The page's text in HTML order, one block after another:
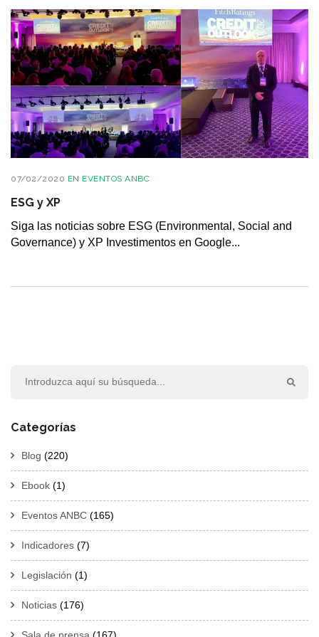
07/02/2020 EN EVENTOS ANBC
ESG y XP
Siga las noticias sobre ESG (Environmental, Social and
Governance) y XP Investimentos en Google...
Categorías
Blog (220)
Ebook (1)
Eventos ANBC (165)
Indicadores (7)
Legislación (1)
Noticias (176)
Sala de prensa (167)